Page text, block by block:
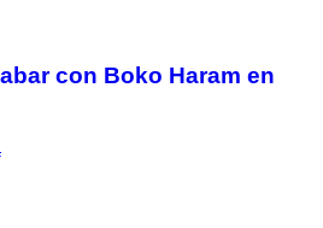
con Boko Haram en